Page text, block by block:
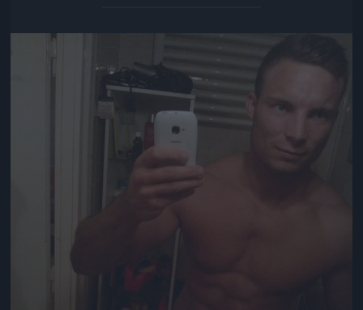
Jön még kép!